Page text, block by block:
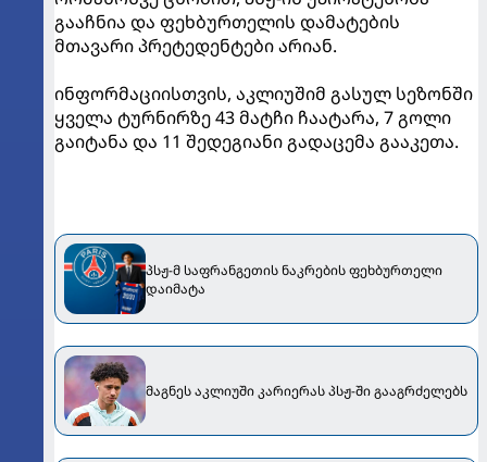
გააჩნია და ფეხბურთელის დამატების
მთავარი პრეტედენტები არიან.
ინფორმაციისთვის, აკლიუშიმ გასულ სეზონში
ყველა ტურნირზე 43 მატჩი ჩაატარა, 7 გოლი
გაიტანა და 11 შედეგიანი გადაცემა გააკეთა.
პსჟ-მ საფრანგეთის ნაკრების ფეხბურთელი
დაიმატა
მაგნეს აკლიუში კარიერას პსჟ-ში გააგრძელებს